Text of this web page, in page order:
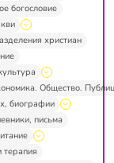
богословие
христиан
Общество.
биографии
письма
терапия